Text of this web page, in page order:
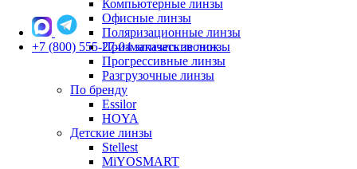
Компьютерные линзы
Офисные линзы
Поляризационные линзы
Призматические линзы
Прогрессивные линзы
Разгрузочные линзы
По бренду
Essilor
HOYA
Детские линзы
Stellest
MiYOSMART
+7 (800) 555-27-04 заказать звонок